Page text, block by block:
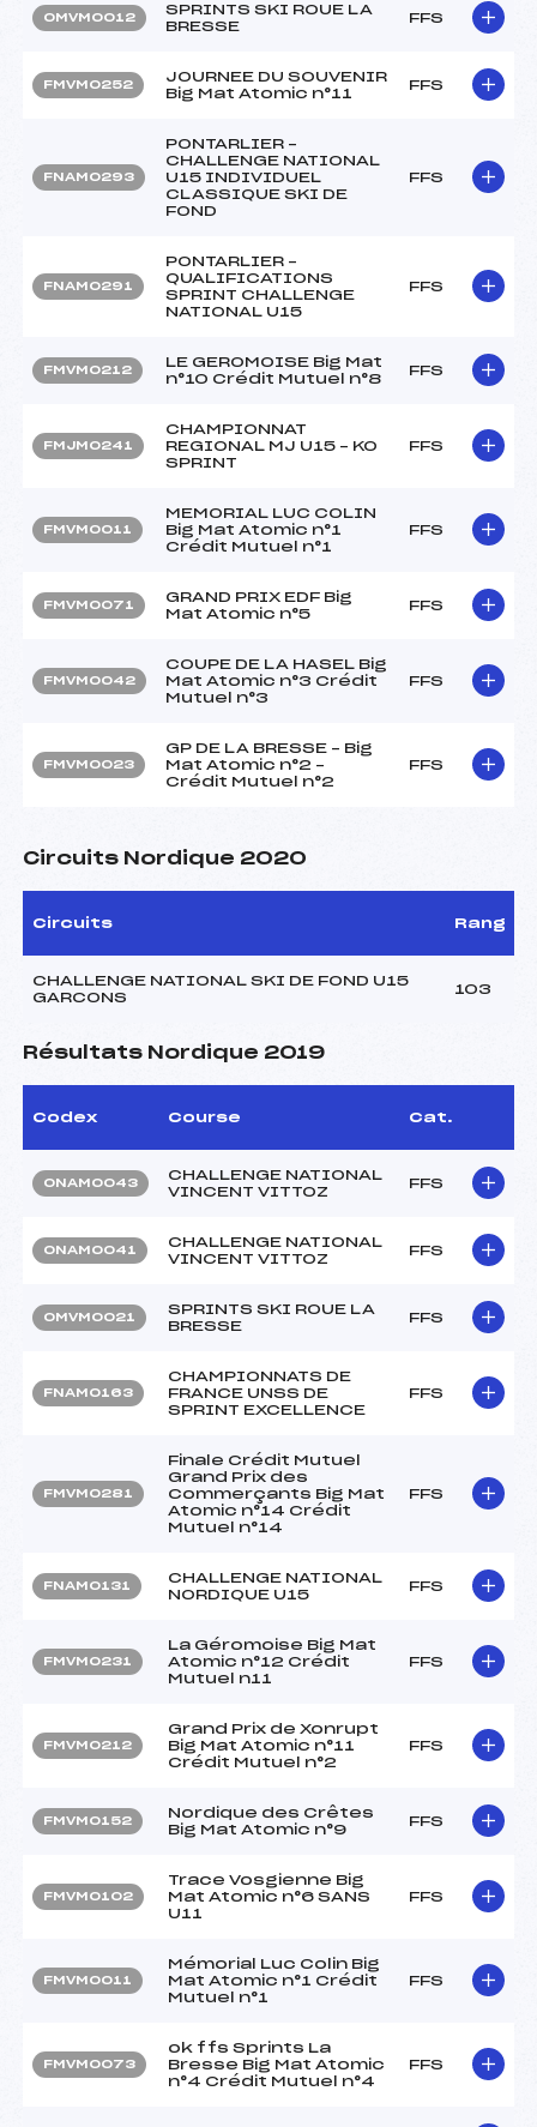
OMVM0012
SPRINTS SKI ROUE LA
BRESSE
FFS
FMVM0252
JOURNEE DU SOUVENIR
Big Mat Atomic n°11
FFS
FNAM0293
PONTARLIER –
CHALLENGE NATIONAL
U15 INDIVIDUEL
CLASSIQUE SKI DE
FOND
FFS
FNAM0291
PONTARLIER –
QUALIFICATIONS
SPRINT CHALLENGE
NATIONAL U15
FFS
FMVM0212
LE GEROMOISE Big Mat
n°10 Crédit Mutuel n°8
FFS
FMJM0241
CHAMPIONNAT
REGIONAL MJ U15 – KO
SPRINT
FFS
FMVM0011
MEMORIAL LUC COLIN
Big Mat Atomic n°1
Crédit Mutuel n°1
FFS
FMVM0071
GRAND PRIX EDF Big
Mat Atomic n°5
FFS
FMVM0042
COUPE DE LA HASEL Big
Mat Atomic n°3 Crédit
Mutuel n°3
FFS
FMVM0023
GP DE LA BRESSE – Big
Mat Atomic n°2 –
Crédit Mutuel n°2
FFS
Circuits Nordique 2020
Circuits Rang
CHALLENGE NATIONAL SKI DE FOND U15
GARCONS
103
Résultats Nordique 2019
Codex Course Cat.
ONAM0043
CHALLENGE NATIONAL
VINCENT VITTOZ
FFS
ONAM0041
CHALLENGE NATIONAL
VINCENT VITTOZ
FFS
OMVM0021
SPRINTS SKI ROUE LA
BRESSE
FFS
FNAM0163
CHAMPIONNATS DE
FRANCE UNSS DE
SPRINT EXCELLENCE
FFS
FMVM0281
Finale Crédit Mutuel
Grand Prix des
Commerçants Big Mat
Atomic n°14 Crédit
Mutuel n°14
FFS
FNAM0131
CHALLENGE NATIONAL
NORDIQUE U15
FFS
FMVM0231
La Géromoise Big Mat
Atomic n°12 Crédit
Mutuel n11
FFS
FMVM0212
Grand Prix de Xonrupt
Big Mat Atomic n°11
Crédit Mutuel n°2
FFS
FMVM0152
Nordique des Crêtes
Big Mat Atomic n°9
FFS
FMVM0102
Trace Vosgienne Big
Mat Atomic n°6 SANS
U11
FFS
FMVM0011
Mémorial Luc Colin Big
Mat Atomic n°1 Crédit
Mutuel n°1
FFS
FMVM0073
ok ffs Sprints La
Bresse Big Mat Atomic
n°4 Crédit Mutuel n°4
FFS